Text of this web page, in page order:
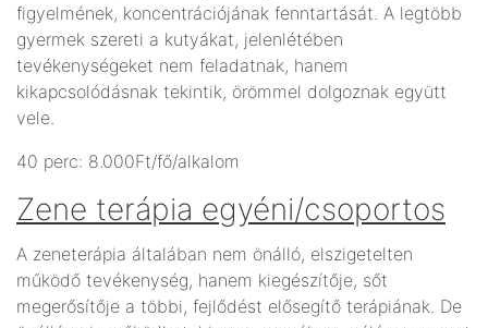
figyelmének, koncentrációjának fenntartását. A legtöbb
gyermek szereti a kutyákat, jelenlétében
tevékenységeket nem feladatnak, hanem
kikapcsolódásnak tekintik, örömmel dolgoznak együtt
vele.
40 perc: 8.000Ft/fő/alkalom
Zene terápia egyéni/csoportos
A zeneterápia általában nem önálló, elszigetelten
működő tevékenység, hanem kiegészítője, sőt
megerősítője a többi, fejlődést elősegítő terápiának. De